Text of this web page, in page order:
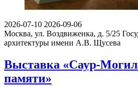
2026-07-10 2026-09-06
Москва, ул. Воздвиженка, д. 5/25
архитектуры имени А.В. Щусева
Выставка «Саур-
памяти»